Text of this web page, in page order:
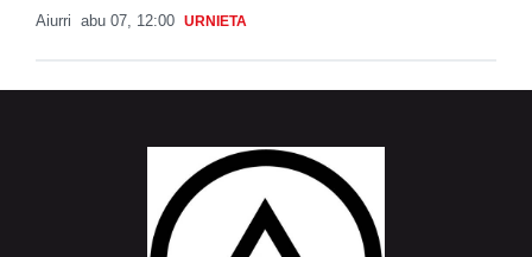
Aiurri abu 07, 12:00 URNIETA